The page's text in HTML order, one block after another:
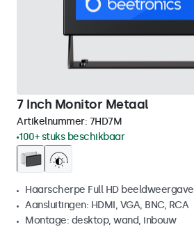
7 Inch Monitor Metaal
Artikelnummer: 7HD7M
100+ stuks beschikbaar
Haarscherpe Full HD beeldweergave
Aansluitingen: HDMI, VGA, BNC, RCA
Montage: desktop, wand, inbouw